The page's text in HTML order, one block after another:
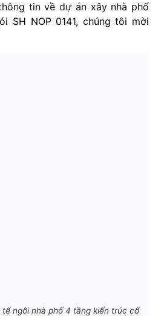
tin về dự án xây nhà phố
SH NOP 0141, chúng tôi mời
ngôi nhà phố 4 tầng kiến trúc cổ